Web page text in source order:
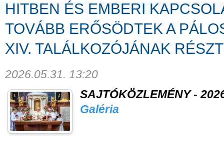
HITBEN ÉS EMBERI
TOVÁBB ERŐSÖDTEK A
XIV. TALÁLKOZÓJÁNAK
2026.05.31. 13:20
SAJTÓKÖZLEMÉNY -
Galéria